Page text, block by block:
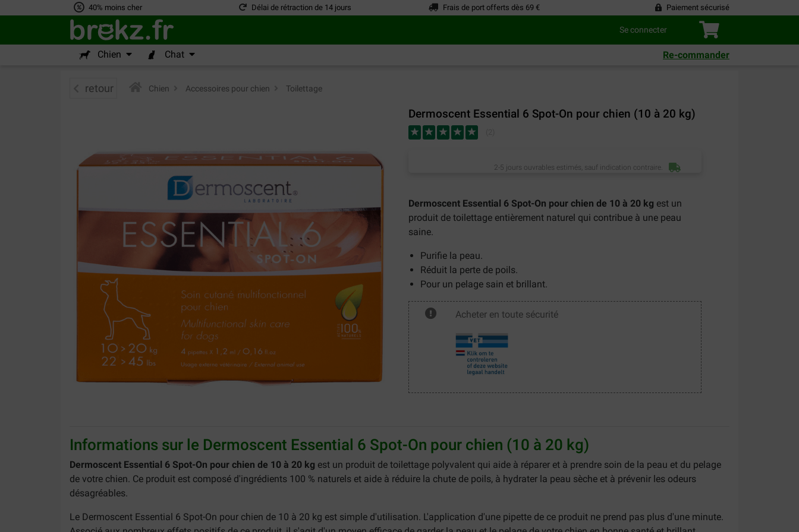
40% moins cher Délai de rétraction de 14 jours Frais de port offerts dès 69 € Paiement sécurisé
Se connecter
Chien Chat Re-commander
retour Chien Accessoires pour chien Toilettage
Dermoscent Essential 6 Spot-On pour chien (10 à 20 kg)
2-5 jours ouvrables estimés, sauf indication contraire.
Dermoscent Essential 6 Spot-On pour chien de 10 à 20 kg est un
produit de toilettage entièrement naturel qui contribue à une peau
saine.
Purifie la peau.
Réduit la perte de poils.
Pour un pelage sain et brillant.
Acheter en toute sécurité
Informations sur le Dermoscent Essential 6 Spot-On pour chien (10 à 20 kg)
Dermoscent Essential 6 Spot-On pour chien de 10 à 20 kg est un produit de toilettage polyvalent qui aide à réparer et à prendre soin de la peau et du pelage
de votre chien. Ce produit est composé d'ingrédients 100 % naturels et aide à réduire la chute de poils, à hydrater la peau sèche et à prévenir les odeurs
désagréables.
Le Dermoscent Essential 6 Spot-On pour chien de 10 à 20 kg est simple d'utilisation. L'application d'une pipette de ce produit ne prend pas plus d'une minute.